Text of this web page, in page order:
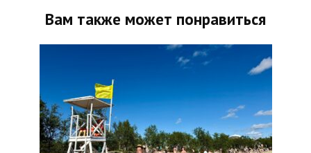
Вам также может понравиться